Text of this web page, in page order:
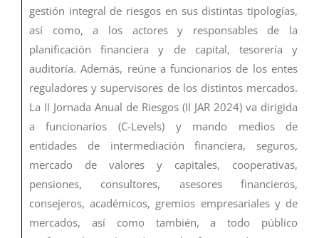
gestión integral de riesgos en sus distintas tipologías,
así como, a los actores y responsables de la
planificación financiera y de capital, tesorería y
auditoría. Además, reúne a funcionarios de los entes
reguladores y supervisores de los distintos mercados.
La II Jornada Anual de Riesgos (II JAR 2024) va dirigida
a funcionarios (C-Levels) y mando medios de
entidades de intermediación financiera, seguros,
mercado de valores y capitales, cooperativas,
pensiones, consultores, asesores financieros,
consejeros, académicos, gremios empresariales y de
mercados, así como también, a todo público